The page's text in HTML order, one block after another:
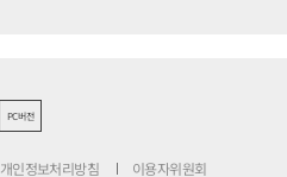
PC버전
개인정보처리방침 이용자위원회